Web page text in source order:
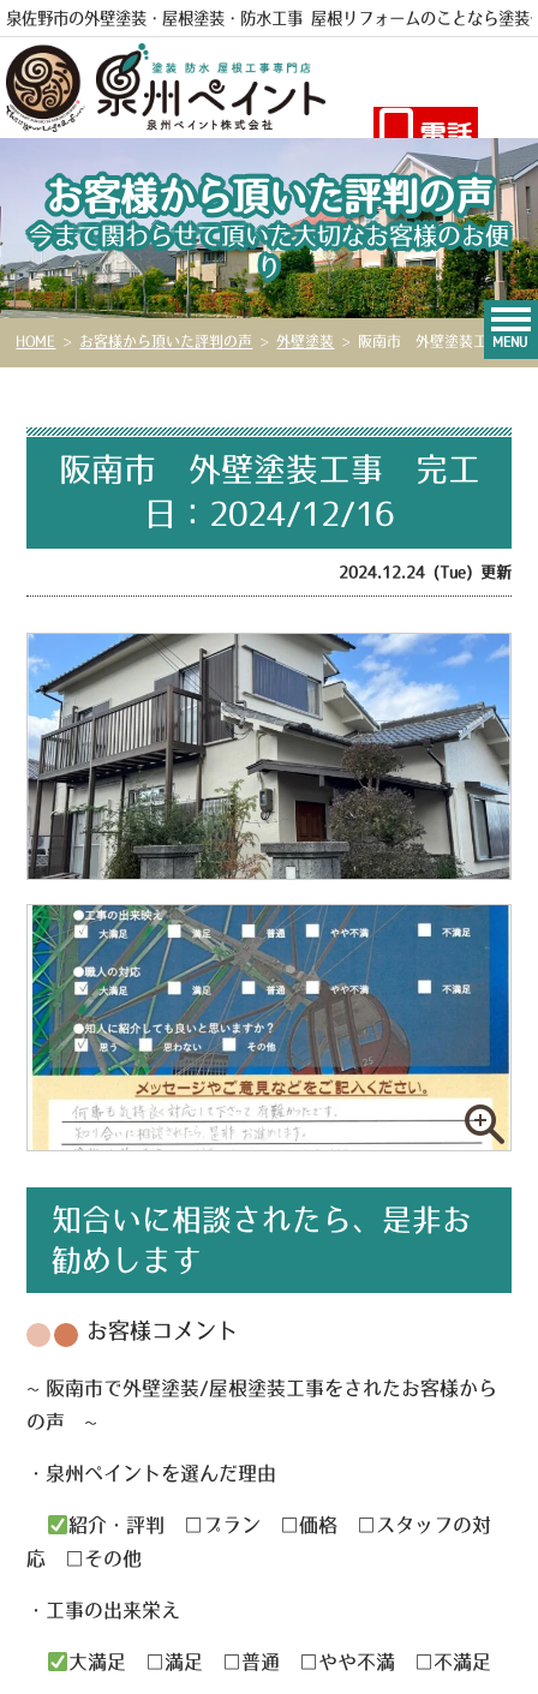
泉佐野市の外壁塗装・屋根塗装・防水工事 屋根リフォームのことなら塗装
電話
MENU
お客様から頂いた評判の声
今まで関わらせて頂いた大切なお客様のお便
り
HOME > お客様から頂いた評判の声 > 外壁塗装 > 阪南市 外壁塗装工事 完工日：2024/12/16
阪南市 外壁塗装工事 完工
日：2024/12/16
2024.12.24 (Tue) 更新
知合いに相談されたら、是非お
勧めします
お客様コメント
~ 阪南市で外壁塗装/屋根塗装工事をされたお客様から
の声
・泉州ペイントを選んだ理由
紹介・評判 □ プラン □価格 □ スタッフの対
応
□ その他
・工事の出来栄え
大満足 □ 満足 □ 普通 □ やや不満 □ 不満足